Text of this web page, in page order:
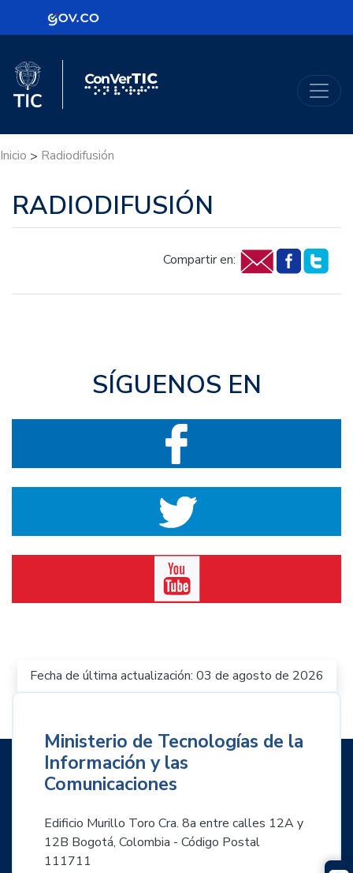
Logo Gobierno de Colombia
Logo del Ministerio TIC
Inicio > Radiodifusión
RADIODIFUSIÓN
Compartir en:
SÍGUENOS EN
Fecha de última actualización: 03 de agosto de 2026
Ministerio de Tecnologías de la
Información y las
Comunicaciones
Edificio Murillo Toro Cra. 8a entre calles 12A y
12B Bogotá, Colombia - Código Postal
111711